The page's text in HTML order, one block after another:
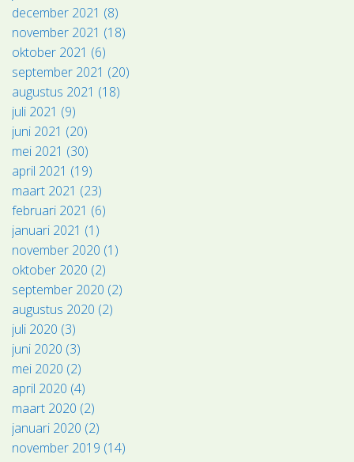
december 2021 (8)
november 2021 (18)
oktober 2021 (6)
september 2021 (20)
augustus 2021 (18)
juli 2021 (9)
juni 2021 (20)
mei 2021 (30)
april 2021 (19)
maart 2021 (23)
februari 2021 (6)
januari 2021 (1)
november 2020 (1)
oktober 2020 (2)
september 2020 (2)
augustus 2020 (2)
juli 2020 (3)
juni 2020 (3)
mei 2020 (2)
april 2020 (4)
maart 2020 (2)
januari 2020 (2)
november 2019 (14)